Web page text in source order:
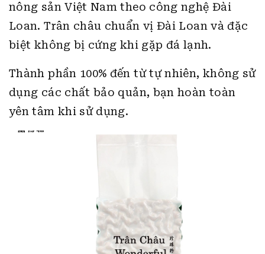
nông sản Việt Nam theo công nghệ Đài
Loan. Trân châu chuẩn vị Đài Loan và đặc
biệt không bị cứng khi gặp đá lạnh.
Thành phần 100% đến từ tự nhiên, không sử
dụng các chất bảo quản, bạn hoàn toàn
yên tâm khi sử dụng.